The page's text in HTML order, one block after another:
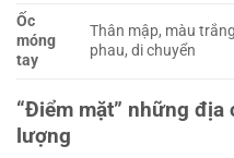
Ốc
móng
tay
Thân mập, màu trắng
phau, di chuyển
“Điểm mặt” những địa
lượng